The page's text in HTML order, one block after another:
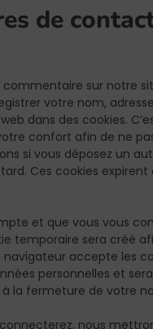
de
commentaire sur notre
votre nom,
dans des cookies.
confort afin de ne
si vous déposez un
Ces cookies expirent
et que vous vous
temporaire sera créé
accepte les
personnelles et
la fermeture de votre